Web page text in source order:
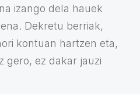
izango dela hauek
Dekretu berriak,
kontuan hartzen eta,
gero, ez dakar jauzi